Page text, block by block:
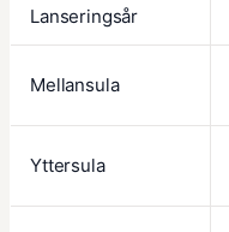
Lanseringsår
Mellansula
Yttersula